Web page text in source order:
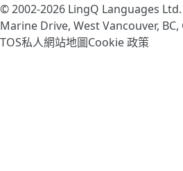
© 2002-2026 LingQ Languages Ltd.
Marine Drive, West Vancouver, BC,
TOS私人網站地圖Cookie 政策